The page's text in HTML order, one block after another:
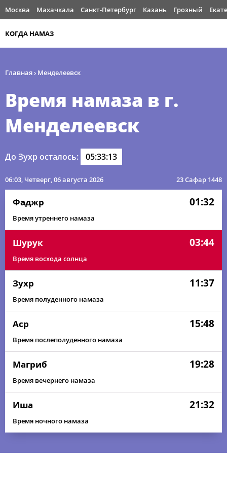
Москва Махачкала Санкт-Петербург Казань Грозный
КОГДА НАМАЗ
Главная› Менделеевск
Время намаза в г.
Менделеевск
До Зухр осталось: 05:33:13
06:03, Четверг, 06 августа 2026 23 Сафар 1448
Фаджр 01:32
Время утреннего намаза
Шурук 03:44
Время восхода солнца
Зухр 11:37
Время полуденного намаза
Аср 15:48
Время послеполуденного намаза
Магриб 19:28
Время вечернего намаза
Иша 21:32
Время ночного намаза